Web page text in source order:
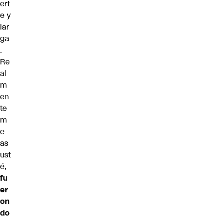
ert
e y
lar
ga
.
Re
al
m
en
te
m
e
as
ust
é,
fu
er
on
do